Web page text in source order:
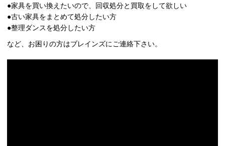
●家具を買い換えたいので、回収処分と買取をして欲しい
●古い家具をまとめて処分したい方
●整理ダンスを処分したい方
など、お困りの方はブレインズにご連絡下さい。